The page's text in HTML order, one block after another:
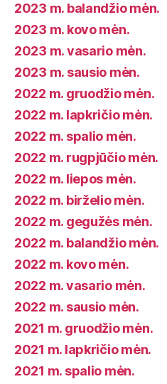
2023 m. balandžio mėn.
2023 m. kovo mėn.
2023 m. vasario mėn.
2023 m. sausio mėn.
2022 m. gruodžio mėn.
2022 m. lapkričio mėn.
2022 m. spalio mėn.
2022 m. rugpjūčio mėn.
2022 m. liepos mėn.
2022 m. birželio mėn.
2022 m. gegužės mėn.
2022 m. balandžio mėn.
2022 m. kovo mėn.
2022 m. vasario mėn.
2022 m. sausio mėn.
2021 m. gruodžio mėn.
2021 m. lapkričio mėn.
2021 m. spalio mėn.